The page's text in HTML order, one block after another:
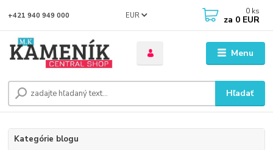
Menu
EUR
Hľadať
+421 940 949 000 0 ks
za 0 EUR
Kategórie blogu